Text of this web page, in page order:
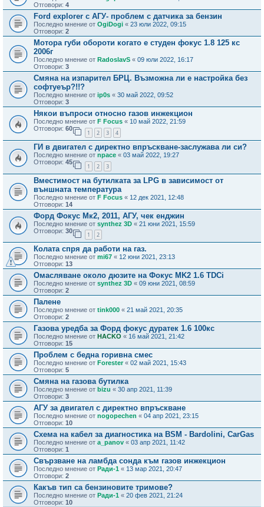
Отговори: 4
Ford explorer с АГУ- проблем с датчика за бензин
Последно мнение от OgiDogi « 23 юли 2022, 09:15
Отговори: 2
Мотора губи обороти когато е студен фокус 1.8 125 кс
2006г
Последно мнение от RadoslavS « 09 юли 2022, 16:17
Отговори: 3
Смяна на изпарител БРЦ. Възможна ли е настройка без
софтуеър?!!?
Последно мнение от ip0s « 30 май 2022, 09:52
Отговори: 3
Някои въпроси относно газов инжекцион
Последно мнение от F Focus « 10 май 2022, 21:59
Отговори: 60
1 2 3 4
ГИ в двигател с директно впръскване-заслужава ли си?
Последно мнение от npace « 03 май 2022, 19:27
Отговори: 45
1 2 3
Вместимост на бутилката за LPG в зависимост от
външната температура
Последно мнение от F Focus « 12 дек 2021, 12:48
Отговори: 14
Форд Фокус Мк2, 2011, АГУ, чек енджин
Последно мнение от synthez 3D « 21 юни 2021, 15:59
Отговори: 30
1 2
Колата спря да работи на газ.
Последно мнение от mi67 « 12 юни 2021, 23:13
Отговори: 13
Омасляване около дюзите на Фокус MK2 1.6 TDCi
Последно мнение от synthez 3D « 09 юни 2021, 08:59
Отговори: 2
Палене
Последно мнение от tink000 « 21 май 2021, 20:35
Отговори: 2
Газова уредба за Форд фокус дуратек 1.6 100кс
Последно мнение от HACKO « 16 май 2021, 21:42
Отговори: 15
Проблем с бедна горивна смес
Последно мнение от Forester« 02 май 2021, 15:43
Отговори: 5
Смяна на газова бутилка
Последно мнение от bizu « 30 апр 2021, 11:39
Отговори: 3
АГУ за двигател с директно впръскване
Последно мнение от nogopechen « 04 апр 2021, 23:15
Отговори: 10
Схема на кабел за диагностика на BSM - Bardolini, CarGas
Последно мнение от a_panov « 03 апр 2021, 11:42
Отговори: 1
Свързване на ламбда сонда към газов инжекцион
Последно мнение от Ради-1 « 13 мар 2021, 20:47
Отговори: 2
Какъв тип са бензиновите тримове?
Последно мнение от Ради-1 « 20 фев 2021, 21:24
Отговори: 10